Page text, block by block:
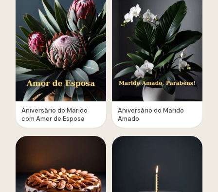
Aniversário do Marido
com Amor de Esposa
Aniversário do Marido
Amado